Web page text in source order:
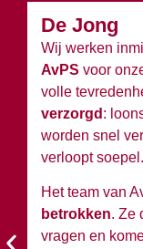
De Jong
Wij werken
AvPS voor
volle
verzorgd :
worden snel
verloopt soepel.
Het team van
betrokken. Ze
vragen en